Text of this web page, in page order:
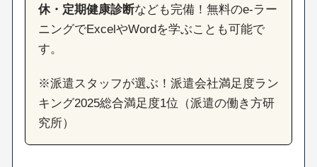
休・定期健康診断なども完備！無料のe-ラー
ニングでExcelやWordを学ぶことも可能で
す。
※派遣スタッフが選ぶ！派遣会社満足度ラン
キング2025総合満足度1位（派遣の働き方研
究所）